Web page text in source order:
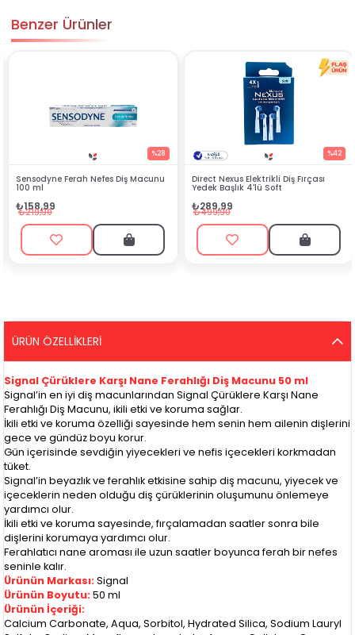
Benzer Ürünler
Macunu
%42
Direct Nexus Elektrikli Diş Fırçası
Yedek Başlık 4'lü Soft
Direct NEXUS Ağız
Set
ÜRÜN ÖZELLIKLERI
Signal Çürüklere Karşı Nane Ferahlığı Diş Macunu 50 ml
Signal’in en iyi diş macunlarından Signal Çürüklere Karşı Nane
Ferahlığı Diş Macunu, ikili etki ve koruma sağlar.
İkili etki ve koruma özelliği sayesinde hem senin hem ailenin dişlerini
gece ve gündüz boyu korur.
Gün içerisinde sevdiğin yiyecekleri ve nefis içecekleri korkmadan
tüket.
Signal’in beyazlık ve ferahlık etkisine sahip diş macunu, yiyecek ve
içeceklerin neden olduğu diş çürüklerinin oluşumunu önlemeye
yardımcı olur.
İkili etki ve koruma sayesinde, fırçalamadan saatler sonra bile
dişlerini korumaya yardımcı olur.
Ferahlatıcı nane aroması ile uzun saatler boyunca ferah bir nefes
seninle kalır.
Ürünün Markası: Signal
Ürünün Boyutu: 50 ml
Ürünün İçeriği:
Calcium Carbonate, Aqua, Sorbitol, Hydrated Silica, Sodium Lauryl